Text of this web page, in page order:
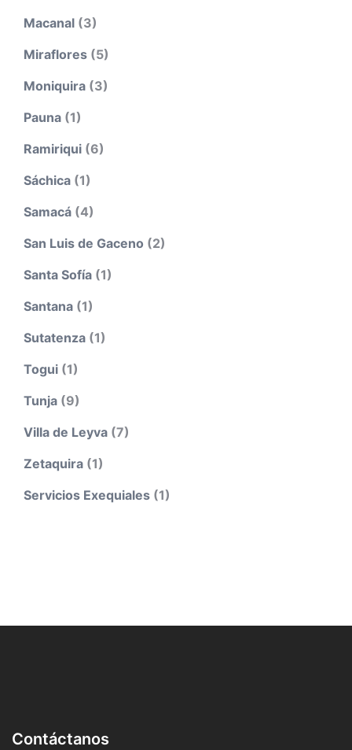
Macanal (3)
Miraflores (5)
Moniquira (3)
Pauna (1)
Ramiriqui (6)
Sáchica (1)
Samacá (4)
San Luis de Gaceno (2)
Santa Sofía (1)
Santana (1)
Sutatenza (1)
Togui (1)
Tunja (9)
Villa de Leyva (7)
Zetaquira (1)
Servicios Exequiales (1)
Contáctanos